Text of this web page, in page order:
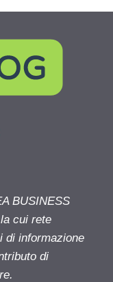
BUSINESS
cui rete
di informazione
di